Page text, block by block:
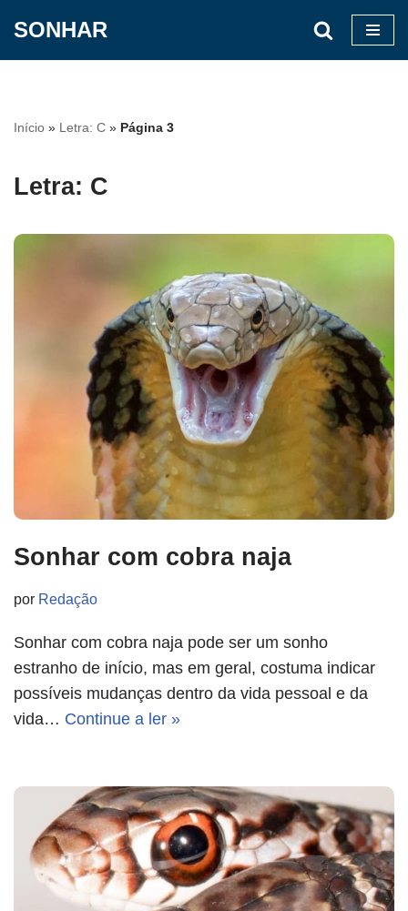
conteúdo
SONHAR
Início » Letra: C » Página 3
Letra: C
Sonhar com cobra naja
por Redação
Sonhar com cobra naja pode ser um sonho
estranho de início, mas em geral, costuma indicar
possíveis mudanças dentro da vida pessoal e da
vida… Continue a ler »